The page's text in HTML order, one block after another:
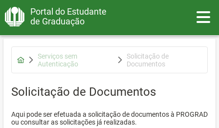
Portal do Estudante
de Graduação
Serviços sem
Autenticação
Solicitação de
Documentos
Solicitação de Documentos
Aqui pode ser efetuada a solicitação de documentos à PROGRAD
ou consultar as solicitações já realizadas.